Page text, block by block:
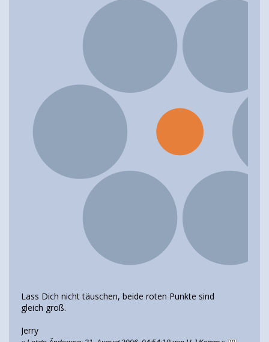
Lass Dich nicht täuschen, beide roten Punkte sind
gleich groß.
Jerry